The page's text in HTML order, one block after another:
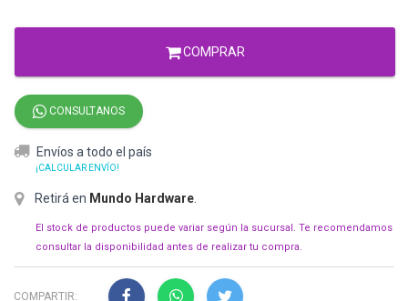
COMPRAR
CONSULTANOS
Envíos a todo el país
¡CALCULAR ENVÍO!
Retirá en Mundo Hardware
El stock de productos puede variar según la sucursal. Te recomendamos
consultar la disponibilidad antes de realizar tu compra.
COMPARTIR: